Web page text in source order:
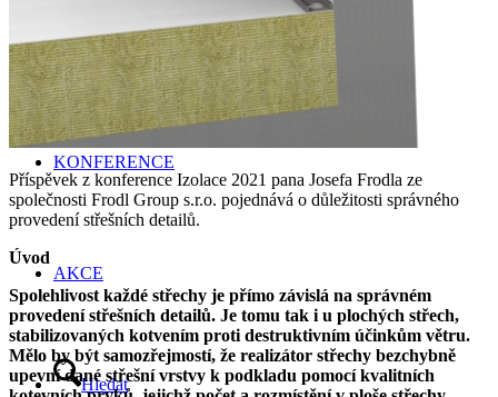
VÝUKA
KONFERENCE
AKCE
Hledat
Příspěvek z konference Izolace 2021 pana Josefa Frodla ze
společnosti Frodl Group s.r.o. pojednává o důležitosti správného
provedení střešních detailů.
Úvod
Spolehlivost každé střechy je přímo závislá na správném
provedení střešních detailů. Je tomu tak i u plochých střech,
stabilizovaných kotvením proti destruktivním účinkům větru.
Mělo by být samozřejmostí, že realizátor střechy bezchybně
upevní dané střešní vrstvy k podkladu pomocí kvalitních